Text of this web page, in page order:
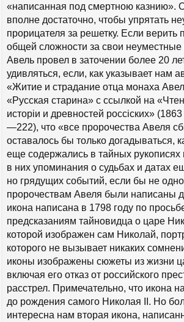
«написанная под смертною казнию».
вполне достаточно, чтобы упрятать
прорицателя за решетку. Если верить
общей сложности за свои неуместные
Авель провел в заточении более 20
удивляться, если, как указывает нам
«Житие и страдание отца монаха
«Русская старина» с ссылкой на
исторiи и древностей россiских» (1863
—222), что «все пророчества Авеля
оставалось бы только догадываться,
еще содержались в тайных
в них упоминания о судьбах и датах
но грядущих событий, если бы не
пророчествам Авеля были написаны
икона написана в 1798 году по
предсказаниям тайновидца о царе
которой изображен сам Николай,
которого не вызывает никаких
иконы изображены сюжеты из жизни
включая его отказ от российского
расстрел. Примечательно, что икона
до рождения самого Николая II. Но
интересна нам вторая икона,